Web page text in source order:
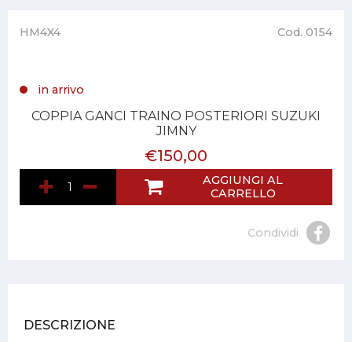
HM4X4 Cod. 0154
in arrivo
COPPIA GANCI TRAINO POSTERIORI SUZUKI
JIMNY
€150,00
AGGIUNGI AL
CARRELLO
Condividi
DESCRIZIONE